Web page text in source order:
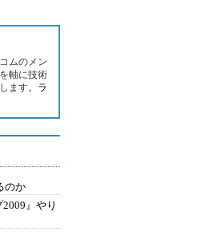
ムのメン
軸に技術
ます。 ラ
のか
』やり